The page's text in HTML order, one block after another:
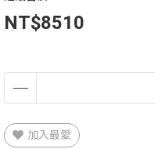
NT$8510
加入最愛